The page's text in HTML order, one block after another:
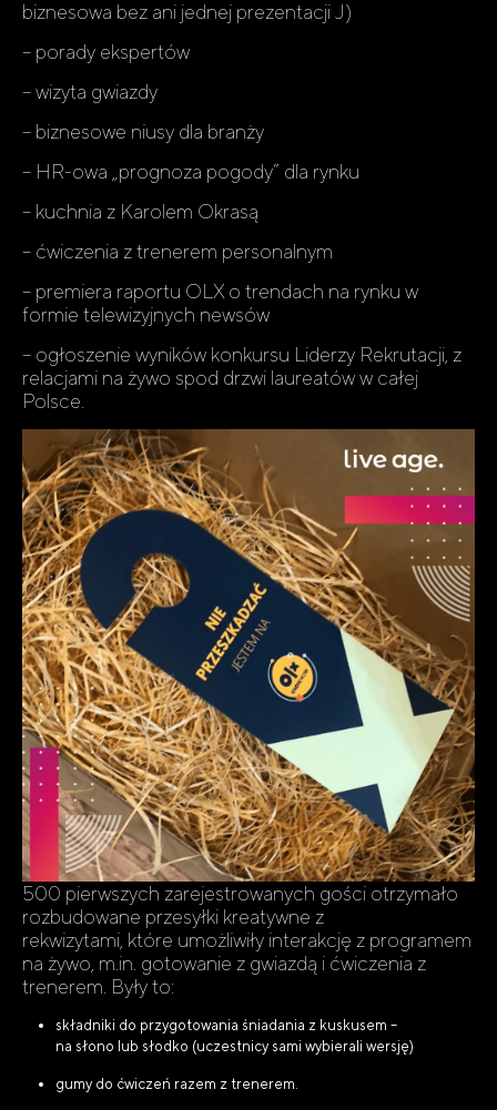
biznesowa bez ani jednej prezentacji J)
– porady ekspertów
– wizyta gwiazdy
– biznesowe niusy dla branży
– HR-owa „prognoza pogody” dla rynku
– kuchnia z Karolem Okrasą
– ćwiczenia z trenerem personalnym
– premiera raportu OLX o trendach na rynku w
formie telewizyjnych newsów
– ogłoszenie wyników konkursu Liderzy Rekrutacji, z
relacjami na żywo spod drzwi laureatów w całej
Polsce.
500 pierwszych zarejestrowanych gości otrzymało
rozbudowane przesyłki kreatywne z
rekwizytami, które umożliwiły interakcję z programem
na żywo, m.in. gotowanie z gwiazdą i ćwiczenia z
trenerem. Były to:
składniki do przygotowania śniadania z kuskusem –
na słono lub słodko (uczestnicy sami wybierali wersję)
gumy do ćwiczeń razem z trenerem.